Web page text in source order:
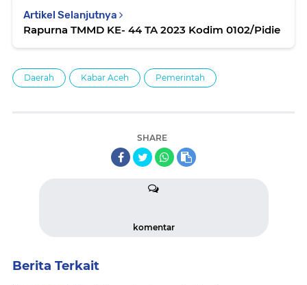
Artikel Selanjutnya
Rapurna TMMD KE- 44 TA 2023 Kodim 0102/Pidie
Daerah Kabar Aceh Pemerintah
SHARE
komentar
Berita Terkait